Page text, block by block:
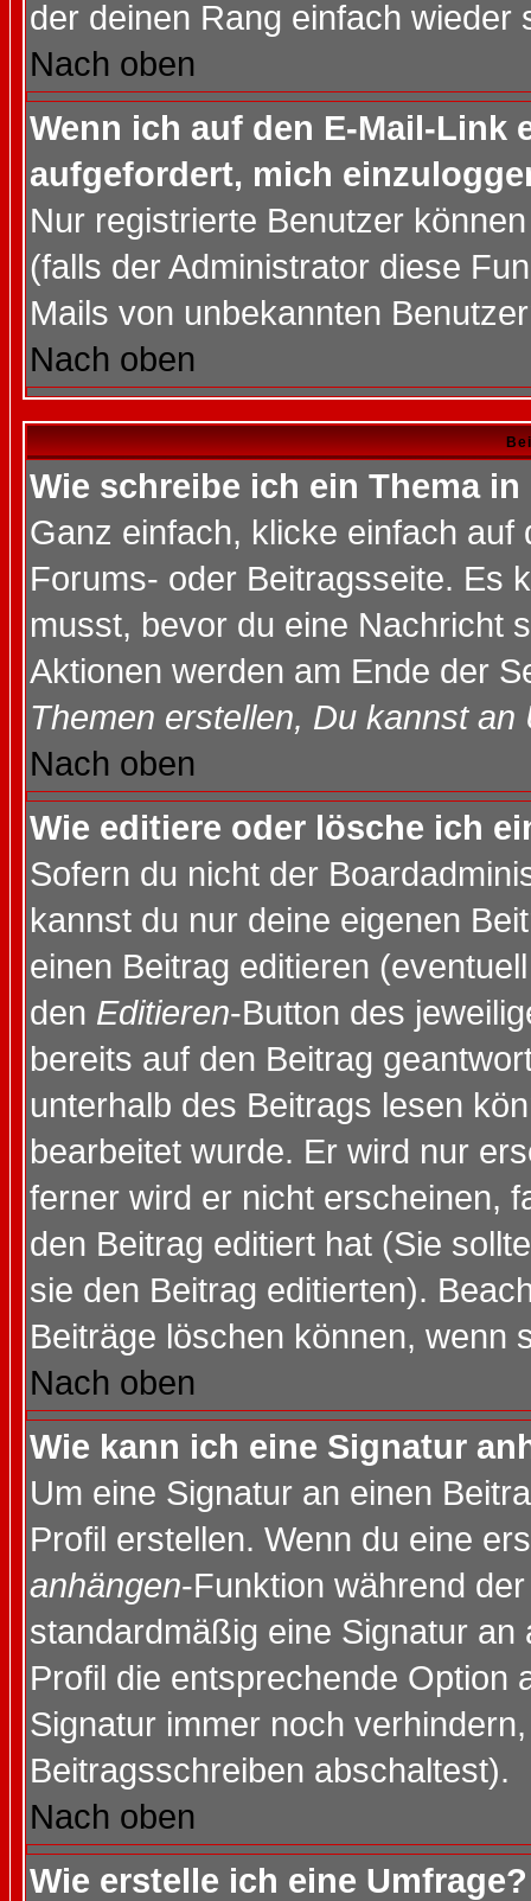
der deinen Rang einfach wieder
Nach oben
Wenn ich auf den E-Mail-Link
aufgefordert, mich
Nur registrierte Benutzer
(falls der Administrator diese
Mails von unbekannten
Nach oben
Wie schreibe ich ein Thema
Ganz einfach, klicke einfach
Forums- oder Beitragsseite. Es
musst, bevor du eine Nachricht
Aktionen werden am Ende der
Themen erstellen, Du kannst
Nach oben
Wie editiere oder lösche ich
Sofern du nicht der
kannst du nur deine eigenen
einen Beitrag editieren
den Editieren-Button des
bereits auf den Beitrag
unterhalb des Beitrags lesen
bearbeitet wurde. Er wird nur
ferner wird er nicht erscheinen,
den Beitrag editiert hat (Sie
sie den Beitrag editierten).
Beiträge löschen können, wenn
Nach oben
Wie kann ich eine Signatur
Um eine Signatur an einen
Profil erstellen. Wenn du eine
anhängen-Funktion während
standardmäßig eine Signatur
Profil die entsprechende Option
Signatur immer noch
Beitragsschreiben abschaltest).
Nach oben
Wie erstelle ich eine Umfrage?